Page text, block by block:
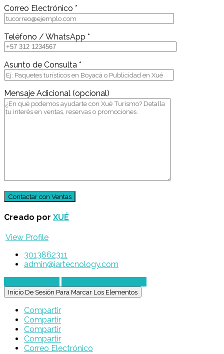
Correo Electrónico *
Teléfono / WhatsApp *
Asunto de Consulta *
Mensaje Adicional (opcional)
Creado por XUÉ
View Profile
3013862311
admin@iartecnology.com
Inicio De Sesión Para Marcar Los Elementos
Compartir
Compartir
Compartir
Compartir
Correo Electrónico